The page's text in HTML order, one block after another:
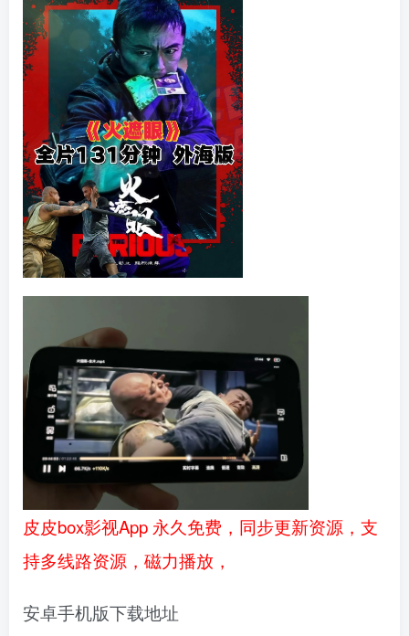
皮皮box影视App 永久免费，同步更新资源，支
持多线路资源，磁力播放，
安卓手机版下载地址